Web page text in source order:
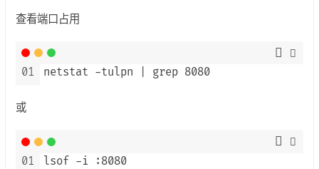
查看端口占用
01 netstat -tulpn | grep 8080
或
01 lsof -i :8080